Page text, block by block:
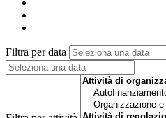
Filtra per data